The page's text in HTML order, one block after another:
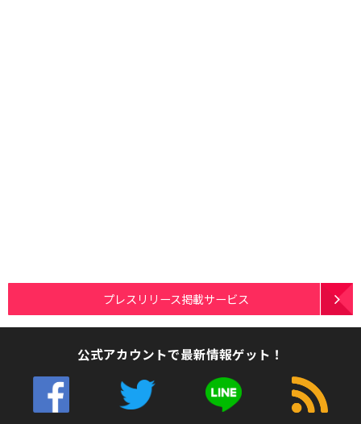
プレスリリース掲載サービス
公式アカウントで最新情報ゲット！